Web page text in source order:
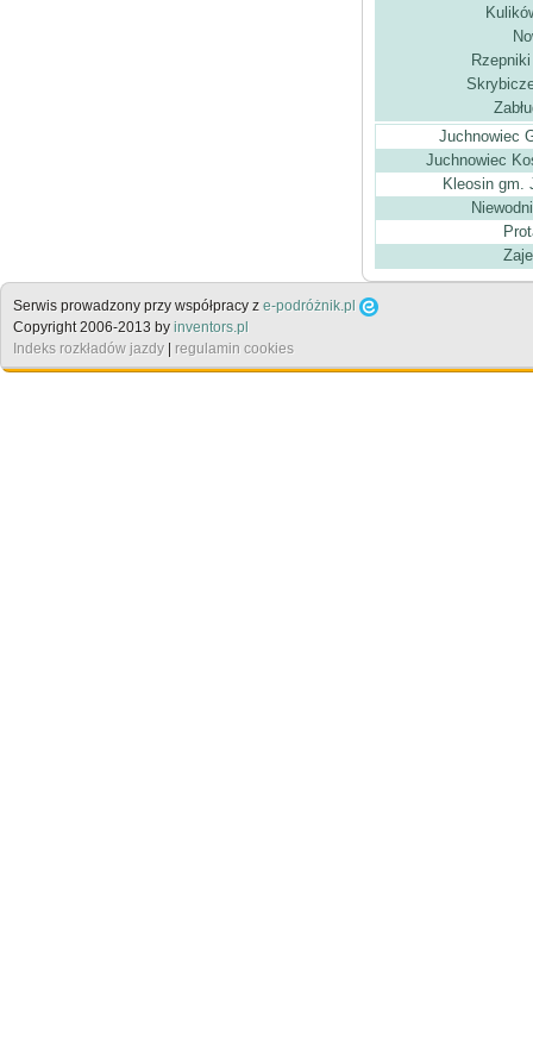
Juchnowiec
Juchnowiec
Kleosin gm.
Serwis prowadzony przy współpracy z e-podróżnik.pl
Copyright 2006-2013 by inventors.pl
Indeks rozkładów jazdy
regulamin cookies